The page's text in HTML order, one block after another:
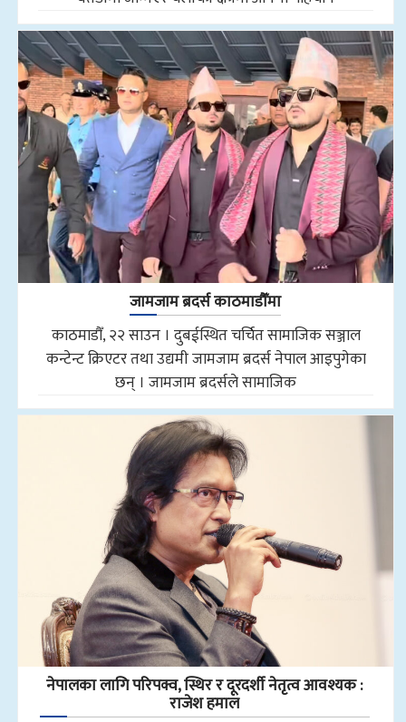
जामजाम ब्रदर्स काठमाडौँमा
काठमाडौँ, २२ साउन । दुबईस्थित चर्चित सामाजिक सञ्जाल
कन्टेन्ट क्रिएटर तथा उद्यमी जामजाम ब्रदर्स नेपाल आइपुगेका
छन् । जामजाम ब्रदर्सले सामाजिक
नेपालका लागि परिपक्व, स्थिर र दूरदर्शी नेतृत्व आवश्यक :
राजेश हमाल